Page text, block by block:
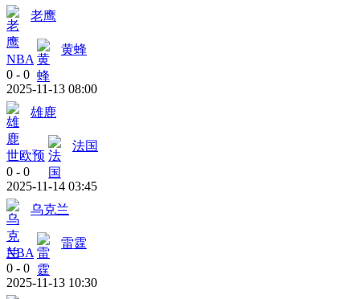
老鹰
NBA
黄蜂
0 - 0
2025-11-13 08:00
雄鹿
世欧预
法国
0 - 0
2025-11-14 03:45
乌克兰
NBA
雷霆
0 - 0
2025-11-13 10:30